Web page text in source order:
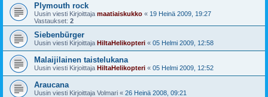
Plymouth rock
Uusin viesti Kirjoittaja maatiaiskukko « 19 Heinä 2009, 19:27
Vastaukset: 2
Siebenbürger
Uusin viesti Kirjoittaja HiltaHelikopteri « 05 Helmi 2009, 12:58
Malaijilainen taistelukana
Uusin viesti Kirjoittaja HiltaHelikopteri « 05 Helmi 2009, 12:52
Araucana
Uusin viesti Kirjoittaja Volmari « 26 Heinä 2008, 09:21